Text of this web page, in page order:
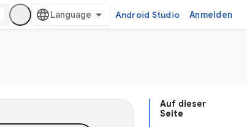
Android Studio Anmelden
Auf dieser
Seite